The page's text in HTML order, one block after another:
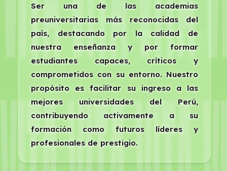
Ser una de las academias
preuniversitarias más reconocidas del
país, destacando por la calidad de
nuestra enseñanza y por formar
estudiantes capaces, críticos y
comprometidos con su entorno. Nuestro
propósito es facilitar su ingreso a las
mejores universidades del Perú,
contribuyendo activamente a su
formación como futuros líderes y
profesionales de prestigio.